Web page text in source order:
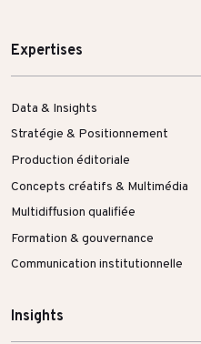
Expertises
Data & Insights
Stratégie & Positionnement
Production éditoriale
Concepts créatifs & Multimédia
Multidiffusion qualifiée
Formation & gouvernance
Communication institutionnelle
Insights